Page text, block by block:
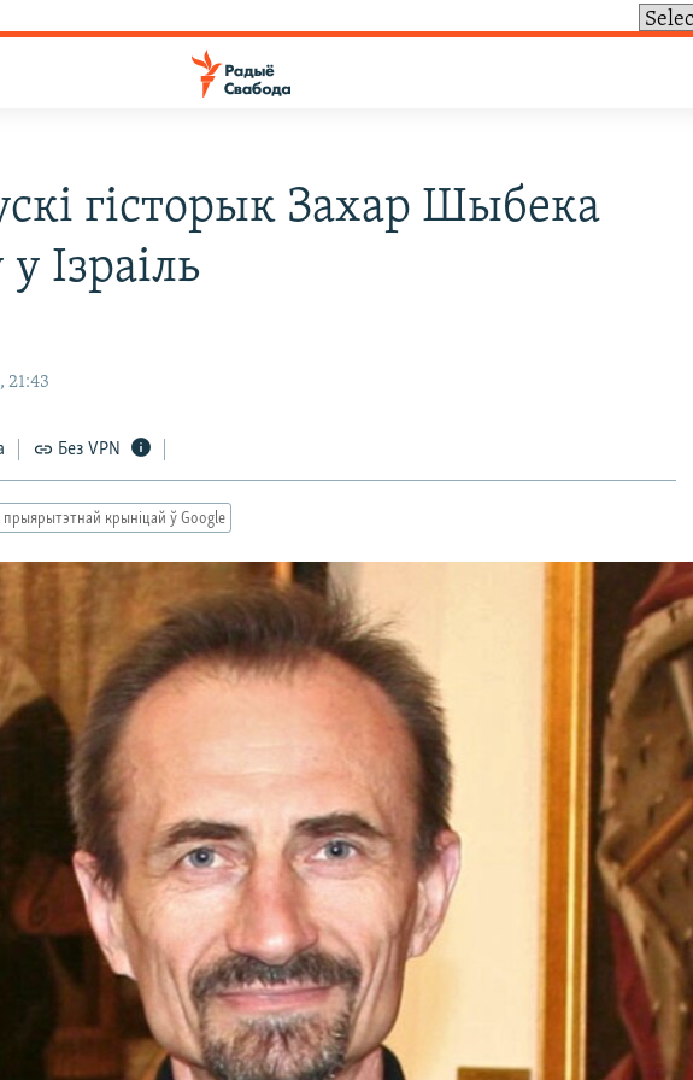
гісторык Захар Шыбека
Ізраіль
21:43
Без VPN
прыярытэтнай крыніцай ў Google